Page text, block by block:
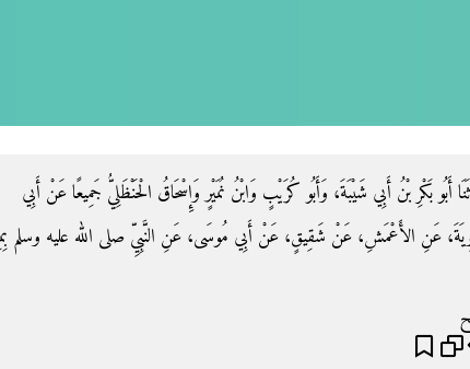
أَبُو بَكْرِ بْنُ أَبِي شَيْبَةَ، وَأَبُو كُرَيْبٍ وَابْنُ نُمَيْرٍ وَإِسْحَاقُ الْحَنْظَلِيُّ جَمِيعًا عَنْ أَبِي
عَنِ الأَعْمَشِ، عَنْ شَقِيقٍ، عَنْ أَبِي مُوسَى، عَنِ النَّبِيِّ صلى الله عليه وسلم